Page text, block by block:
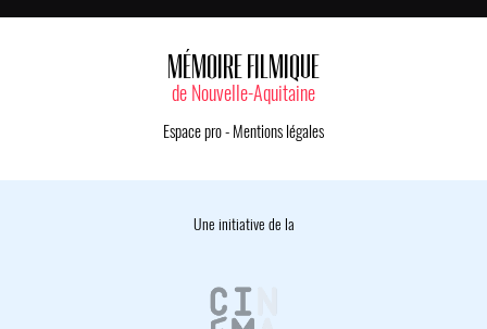
MÉMOIRE FILMIQUE
de Nouvelle-Aquitaine
Espace pro- Mentions légales
Une initiative de la